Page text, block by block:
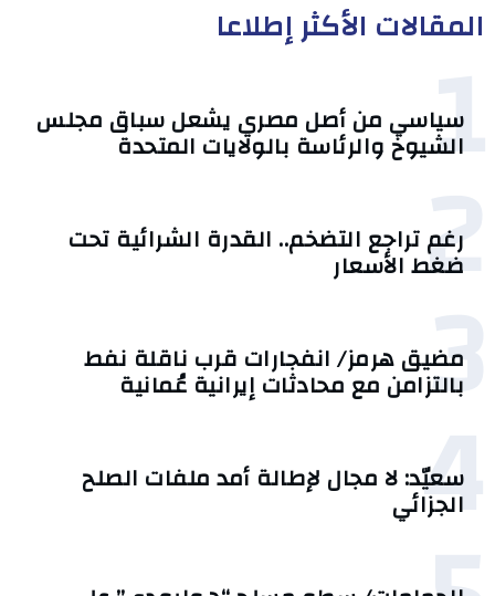
المقالات الأكثر إطلاعا
1
سياسي من أصل مصري يشعل سباق مجلس
الشيوخ والرئاسة بالولايات المتحدة
2
رغم تراجع التضخم.. القدرة الشرائية تحت
ضغط الأسعار
3
مضيق هرمز/ انفجارات قرب ناقلة نفط
بالتزامن مع محادثات إيرانية عُمانية
4
سعيّد: لا مجال لإطالة أمد ملفات الصلح
الجزائي